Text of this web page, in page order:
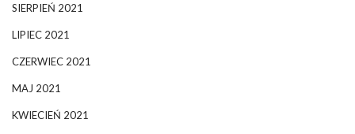
SIERPIEŃ 2021
LIPIEC 2021
CZERWIEC 2021
MAJ 2021
KWIECIEŃ 2021